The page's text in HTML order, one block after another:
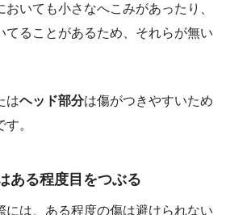
おいても小さなへこみがあったり、
てることがあるため、それらが無い
はヘッド部分は傷がつきやすいため
。
ある程度目をつぶる
には、ある程度の傷は避けられない